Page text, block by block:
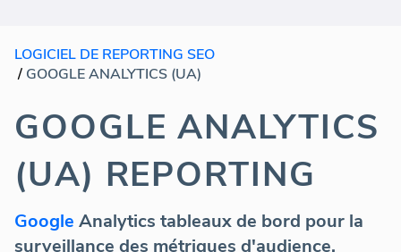
LOGICIEL DE REPORTING SEO
/ GOOGLE ANALYTICS (UA)
GOOGLE ANALYTICS
(UA) REPORTING
Google Analytics tableaux de bord pour la
surveillance des métriques d'audience,